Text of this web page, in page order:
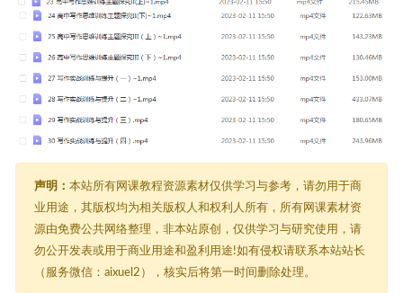
声明： 本站所有网课教程资源素材仅供学习与参考，请勿用于商
业用途，其版权均为相关版权人和权利人所有，所有网课素材资
源由免费公共网络整理，非本站原创，仅供学习与研究使用，请
勿公开发表或用于商业用途和盈利用途!如有侵权请联系本站站长
（服务微信：aixuel2），核实后将第一时间删除处理。